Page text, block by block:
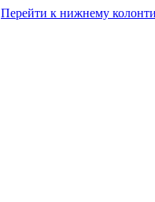
Перейти к нижнему